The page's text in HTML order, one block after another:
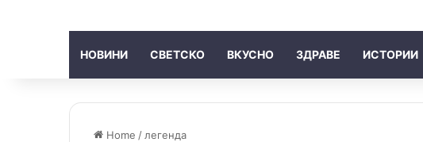
НОВИНИ СВЕТСКО ВКУСНО ЗДРАВЕ ИСТОРИИ
Home / легенда